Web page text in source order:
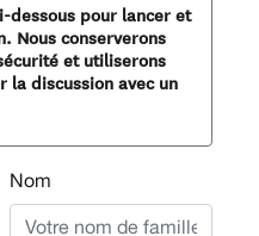
dessous pour lancer et
Nous conserverons
et utiliserons
discussion avec un
Nom